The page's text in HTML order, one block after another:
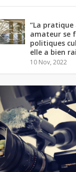
“La
amateur se
politiques
elle a bien
10 Nov, 2022